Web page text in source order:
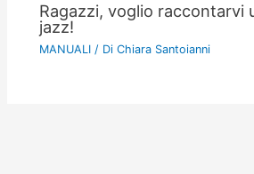
Ragazzi, voglio raccontarvi
jazz!
MANUALI / DiChiara Santoianni